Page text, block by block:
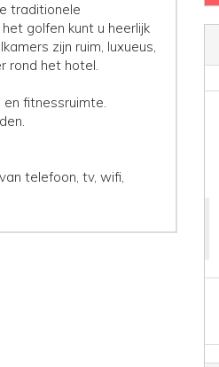
traditionele
golfen kunt u heerlijk
zijn ruim, luxueus,
rond het hotel.
fitnessruimte.
telefoon, tv, wifi,